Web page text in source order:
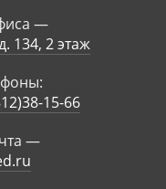
—
134, 2 этаж
15-66
—